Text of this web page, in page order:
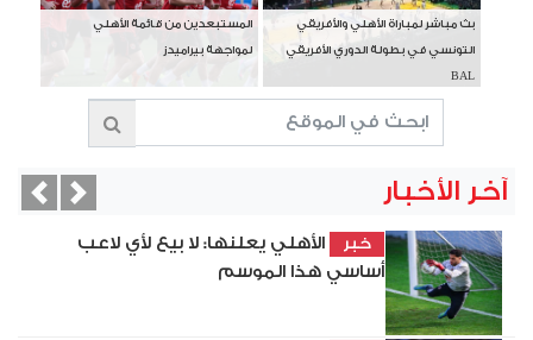
بث مباشر لمباراة الأهلي والأفريقي
التونسي في بطولة الدوري الأفريقي
BAL
المستبعدين من قائمة الأهلي
لمواجهة بيراميدز
آخر الأخبار
خبر
الأهلي يعلنها: لا بيع لأي لاعب
أساسي هذا الموسم
Next